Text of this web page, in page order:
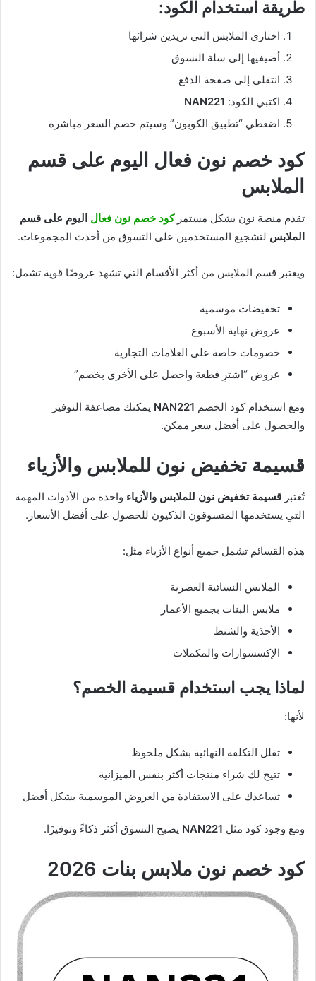
طريقة استخدام الكود:
اختاري الملابس التي تريدين شرائها
أضيفيها إلى سلة التسوق
انتقلي إلى صفحة الدفع
اكتبي الكود: NAN221
اضغطي “تطبيق الكوبون” وسيتم خصم السعر مباشرة
كود خصم نون فعال اليوم على قسم
الملابس
تقدم منصة نون بشكل مستمركود خصم نون فعال اليوم على قسم
الملابس لتشجيع المستخدمين على التسوق من أحدث المجموعات.
ويعتبر قسم الملابس من أكثر الأقسام التي تشهد عروضًا قوية تشمل:
تخفيضات موسمية
عروض نهاية الأسبوع
خصومات خاصة على العلامات التجارية
عروض “اشترِ قطعة واحصل على الأخرى بخصم”
ومع استخدام كود الخصم NAN221 يمكنك مضاعفة التوفير
والحصول على أفضل سعر ممكن.
قسيمة تخفيض نون للملابس والأزياء
تُعتبر قسيمة تخفيض نون للملابس والأزياء واحدة من الأدوات المهمة
التي يستخدمها المتسوقون الذكيون للحصول على أفضل الأسعار.
هذه القسائم تشمل جميع أنواع الأزياء مثل:
الملابس النسائية العصرية
ملابس البنات بجميع الأعمار
الأحذية والشنط
الإكسسوارات والمكملات
لماذا يجب استخدام قسيمة الخصم؟
لأنها:
تقلل التكلفة النهائية بشكل ملحوظ
تتيح لك شراء منتجات أكثر بنفس الميزانية
تساعدك على الاستفادة من العروض الموسمية بشكل أفضل
ومع وجود كود مثل NAN221 يصبح التسوق أكثر ذكاءً وتوفيرًا.
كود خصم نون ملابس بنات 2026